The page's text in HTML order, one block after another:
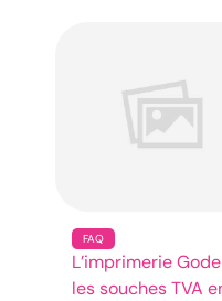
FAQ
L’imprimerie
les souches TVA